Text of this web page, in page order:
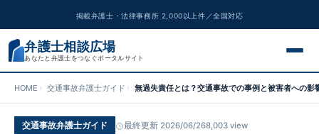
掲載弁護士・法律事務所 2,000以上件／全国対応
弁護士相談広場
あなたと弁護士をつなぐポータルサイト
交通事故
HOME 交通事故弁護士ガイド 無過失責任とは？交通事故での事例と被害者への影
交通事故弁護士ガイド 最終更新 2026/06/268,003 view